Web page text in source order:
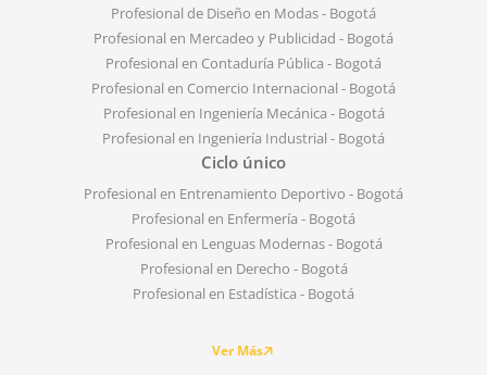
Profesional de Diseño en Modas - Bogotá
Profesional en Mercadeo y Publicidad - Bogotá
Profesional en Contaduría Pública - Bogotá
Profesional en Comercio Internacional - Bogotá
Profesional en Ingeniería Mecánica - Bogotá
Profesional en Ingeniería Industrial - Bogotá
Ciclo único
Profesional en Entrenamiento Deportivo - Bogotá
Profesional en Enfermería - Bogotá
Profesional en Lenguas Modernas - Bogotá
Profesional en Derecho - Bogotá
Profesional en Estadística - Bogotá
Ver Más